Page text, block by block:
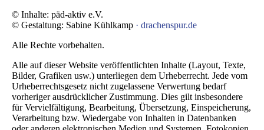
© Inhalte: päd-aktiv e.V.
© Gestaltung: Sabine Kühlkamp · drachenspur.de
Alle Rechte vorbehalten.
Alle auf dieser Website veröffentlichten Inhalte (Layout, Texte,
Bilder, Grafiken usw.) unterliegen dem Urheberrecht. Jede vom
Urheberrechtsgesetz nicht zugelassene Verwertung bedarf
vorheriger ausdrücklicher Zustimmung. Dies gilt insbesondere
für Vervielfältigung, Bearbeitung, Übersetzung, Einspeicherung,
Verarbeitung bzw. Wiedergabe von Inhalten in Datenbanken